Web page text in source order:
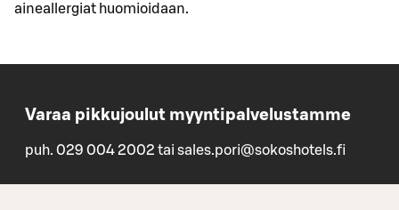
aineallergiat huomioidaan.
Varaa pikkujoulut myyntipalvelustamme
puh. 029 004 2002 tai sales.pori@sokoshotels.fi